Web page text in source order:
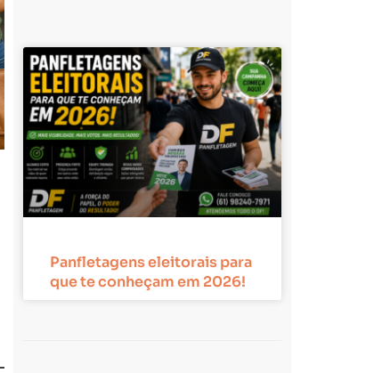
Panfletagens eleitorais para
que te conheçam em 2026!